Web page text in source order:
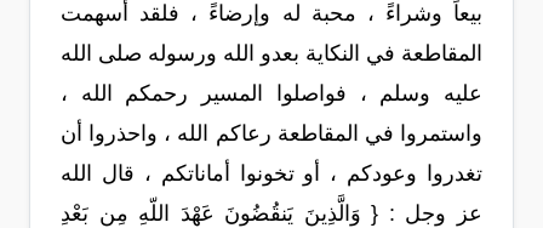
بيعاً وشراءً ، محبة له وإرضاءً ، فلقد أسهمت
المقاطعة في النكاية بعدو الله ورسوله صلى الله
عليه وسلم ، فواصلوا المسير رحمكم الله ،
واستمروا في المقاطعة رعاكم الله ، واحذروا أن
تغدروا وعودكم ، أو تخونوا أماناتكم ، قال الله
عز وجل : { وَالَّذِينَ يَنقُضُونَ عَهْدَ اللّهِ مِن بَعْدِ